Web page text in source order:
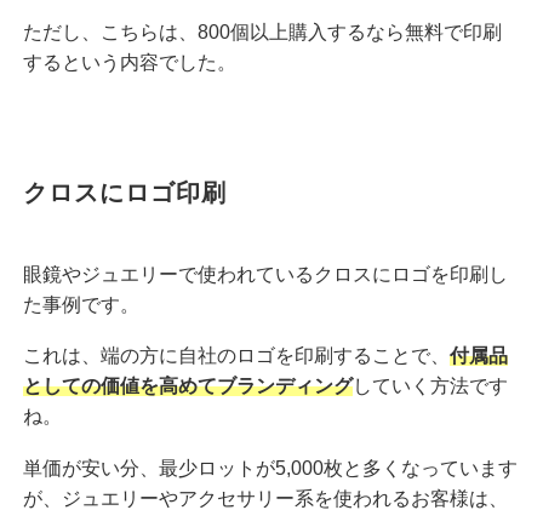
ただし、こちらは、800個以上購入するなら無料で印刷
するという内容でした。
クロスにロゴ印刷
眼鏡やジュエリーで使われているクロスにロゴを印刷し
た事例です。
これは、端の方に自社のロゴを印刷することで、 付属品
としての価値を高めてブランディングしていく方法です
ね。
単価が安い分、最少ロットが5,000枚と多くなっています
が、ジュエリーやアクセサリー系を使われるお客様は、